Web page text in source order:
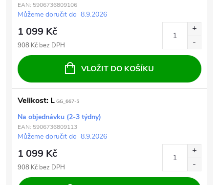
EAN: 5906736809106
Můžeme doručit do 8.9.2026
1 099 Kč
908 Kč bez DPH
VLOŽIT DO KOŠÍKU
Velikost: L GG_667-5
Na objednávku (2-3 týdny)
EAN: 5906736809113
Můžeme doručit do 8.9.2026
1 099 Kč
908 Kč bez DPH